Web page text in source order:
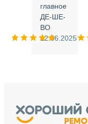
главное
ДЕ-ШЕ-
ВО
12.06.2025